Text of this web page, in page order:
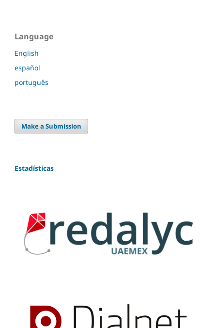
Language
English
español
português
Make a Submission
Estadísticas